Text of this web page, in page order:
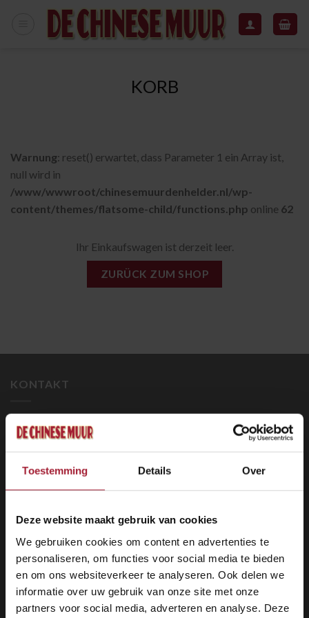
Toestemming Details Over
Deze website maakt gebruik van cookies
We gebruiken cookies om content en advertenties te
personaliseren, om functies voor social media te bieden
en om ons websiteverkeer te analyseren. Ook delen we
informatie over uw gebruik van onze site met onze
partners voor social media, adverteren en analyse. Deze
KORB
Warnung: reset() erwartet, dass Parameter 1 ein Array ist,
null wird in
/www/wwwroot/chinesemuurdenhelder.nl/wp-
content/themes/flatsome-child/functions.php online 62
Ihr Einkaufswagen ist derzeit leer.
ZURÜCK ZUM SHOP
KONTAKT
Restaurant Die Chinesische Mauer
Beatrixstraat 38
1781 EP, Den Helder
E:info@chinesemuurdenhelder.nl
VAT:
NL0099.34.868.B01
Handelskammer: 37046061